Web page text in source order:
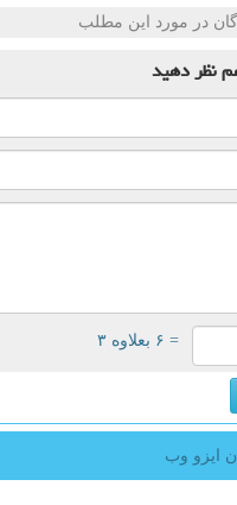
در مورد این مطلب
نظر دهید
= ۶ بعلاوه ۳
ایزو وب